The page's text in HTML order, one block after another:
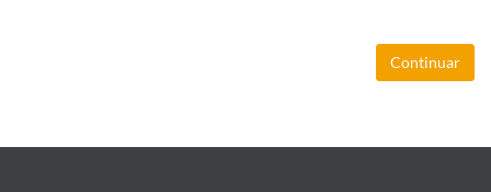
Continuar